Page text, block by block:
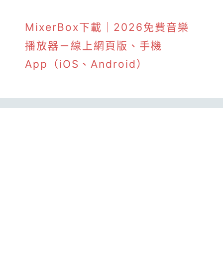
MixerBox下載｜2026免費音樂
播放器－線上網頁版、手機
App（iOS、Android）